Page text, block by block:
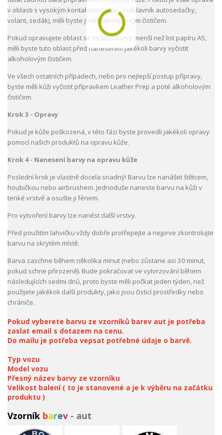
v oblasti s vysokým kontaktem (např. podhlavník autosedačky,
volant, sedák), měli byste ji otřít alkoholovým čističem.
Pokud opravujete oblast se ztrátou barvy menší než list papíru A5,
měli byste tuto oblast před nanesením jakékoli barvy vyčistit
alkoholovým čističem.
Ve všech ostatních případech, nebo pro nejlepší postup přípravy,
byste měli kůži vyčistit přípravkem Leather Prep a poté alkoholovým
čističem.
Krok 3 - Opravy
Pokud je kůže poškozená, v této fázi byste provedli jakékoli opravy
pomocí našich produktů na opravu kůže.
Krok 4 - Nanesení barvy na opravu kůže
Poslední krok je vlastně docela snadný! Barvu lze nanášet štětcem,
houbičkou nebo airbrushem. Jednoduše naneste barvu na kůži v
tenké vrstvě a osušte ji fénem.
Pro vytvoření barvy lze nanést další vrstvy.
Před použitím lahvičku vždy dobře protřepejte a nejprve zkontrolujte
barvu na skrytém místě.
Barva zaschne během několika minut (nebo zůstane asi 30 minut,
pokud schne přirozeně). Bude pokračovat ve vytvrzování během
následujících sedmi dnů, proto byste měli počkat jeden týden, než
použijete jakékoli další produkty, jako jsou čisticí prostředky nebo
chrániče.
Pokud vyberete barvu ze vzorníků barev aut je potřeba
zaslat email s dotazem na cenu.
Do mailu je potřeba vepsat potřebné údaje o barvě.
Typ vozu
Model vozu
Přesný název barvy ze vzorníku
Velikost balení ( to je stanovené a je k výběru na začátku
produktu )
Vzorník barev - aut